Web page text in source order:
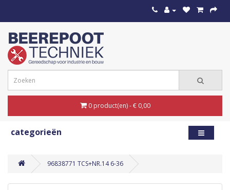
0 product(en) - € 0,00
categorieën
96838771 TCS+NR.14 6-36